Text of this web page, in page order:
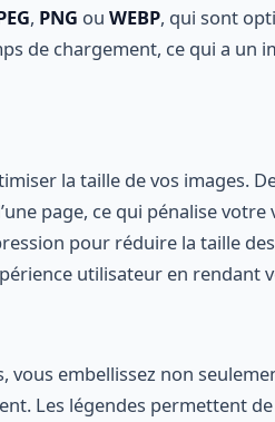
, PNG ou WEBP, qui sont
de chargement, ce qui a un
la taille de vos images.
page, ce qui pénalise votre
pour réduire la taille
utilisateur en rendant
vous embellissez non
Les légendes permettent